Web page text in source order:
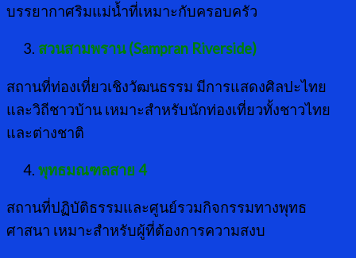
บรรยากาศริมแม่น้ำที่เหมาะกับครอบครัว
สวนสามพราน (Sampran Riverside)
สถานที่ท่องเที่ยวเชิงวัฒนธรรม มีการแสดงศิลปะไทย
และวิถีชาวบ้าน เหมาะสำหรับนักท่องเที่ยวทั้งชาวไทย
และต่างชาติ
พุทธมณฑลสาย 4
สถานที่ปฏิบัติธรรมและศูนย์รวมกิจกรรมทางพุทธ
ศาสนา เหมาะสำหรับผู้ที่ต้องการความสงบ